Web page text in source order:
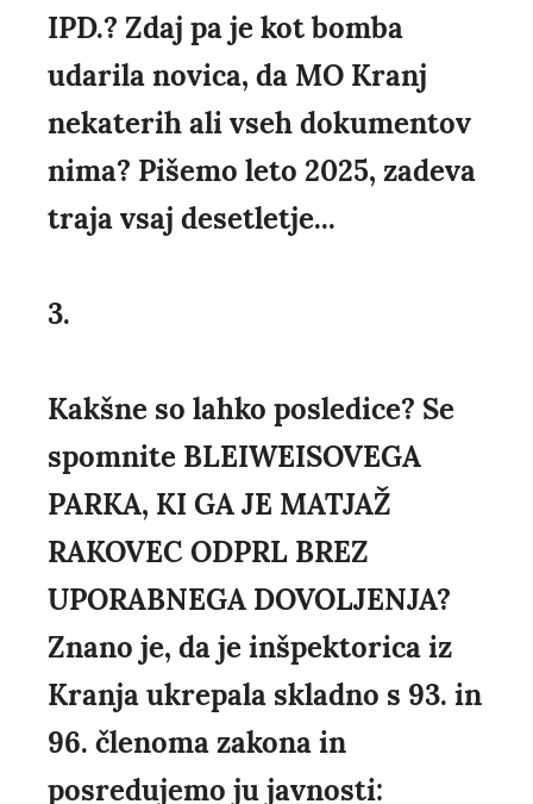
IPD.? Zdaj pa je kot bomba
udarila novica, da MO Kranj
nekaterih ali vseh dokumentov
nima? Pišemo leto 2025, zadeva
traja vsaj desetletje...
3.
Kakšne so lahko posledice? Se
spomnite BLEIWEISOVEGA
PARKA, KI GA JE MATJAŽ
RAKOVEC ODPRL BREZ
UPORABNEGA DOVOLJENJA?
Znano je, da je inšpektorica iz
Kranja ukrepala skladno s 93. in
96. členoma zakona in
posredujemo ju javnosti: